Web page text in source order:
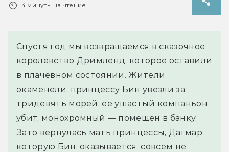
4 минуты на чтение
Спустя год мы возвращаемся в сказочное
королевство Дримленд, которое оставили
в плачевном состоянии. Жители
окаменели, принцессу Бин увезли за
тридевять морей, ее ушастый компаньон
убит, монохромный — помещен в банку.
Зато вернулась мать принцессы, Дагмар,
которую Бин, оказывается, совсем не